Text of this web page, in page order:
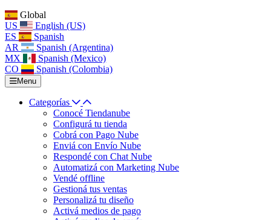
Global
US
English (US)
ES
Spanish
AR
Spanish (Argentina)
MX
Spanish (Mexico)
CO
Spanish (Colombia)
Menu
Categorías
Conocé Tiendanube
Configurá tu tienda
Cobrá con Pago Nube
Enviá con Envío Nube
Respondé con Chat Nube
Automatizá con Marketing Nube
Vendé offline
Gestioná tus ventas
Personalizá tu diseño
Activá medios de pago